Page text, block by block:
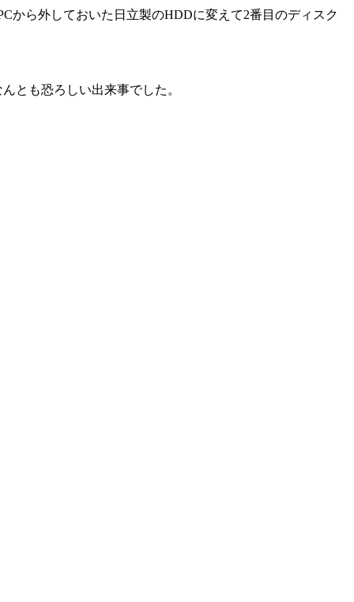
から外しておいた日立製のHDDに変えて2番目のディスク
とも恐ろしい出来事でした。